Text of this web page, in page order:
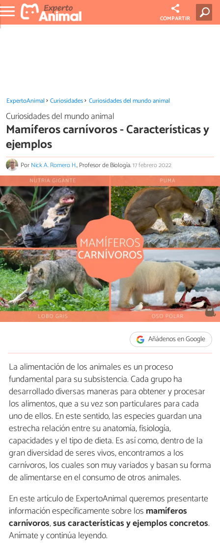
COMPARTIR
ExpertoAnimal Curiosidades Curiosidades del mundo animal
Curiosidades del mundo animal
Mamíferos carnívoros - Características y
ejemplos
PorNick A. Romero H., Profesor de Biología.17 febrero 2022
Añádenos en Google
La alimentación de los animales es un proceso
fundamental para su subsistencia. Cada grupo ha
desarrollado diversas maneras para obtener y procesar
los alimentos, que a su vez son particulares para cada
uno de ellos. En este sentido, las especies guardan una
estrecha relación entre su anatomía, fisiología,
capacidades y el tipo de dieta. Es así como, dentro de la
gran diversidad de seres vivos, encontramos a los
carnívoros, los cuales son muy variados y basan su forma
de alimentarse en el consumo de otros animales.
En este artículo de ExpertoAnimal queremos presentarte
información específicamente sobre los mamíferos
carnívoros,sus características y ejemplos concretos.
Anímate y continúa leyendo.